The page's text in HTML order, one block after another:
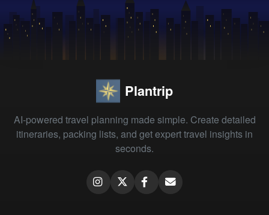
Plantrip
AI-powered travel planning made simple. Create detailed
itineraries, packing lists, and get expert travel insights in
seconds.